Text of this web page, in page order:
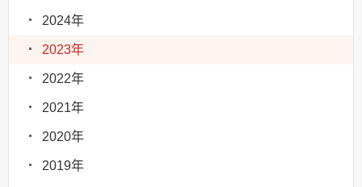
2024年
2023年
2022年
2021年
2020年
2019年